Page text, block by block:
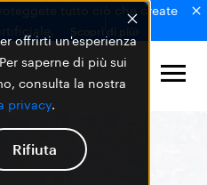
offrirti un'esperienza
saperne di più sui
consulta la nostra
privacy.
Rifiuta
tutto ciò che create
Scopri di più